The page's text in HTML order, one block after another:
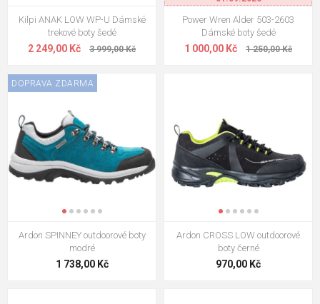
Kilpi ANAK LOW WP-U Dámské
trekové boty šedé
2 249,00 Kč 3 999,00 Kč
Power Wren Alder 503-2603
Dámské boty šedé
1 000,00 Kč 1 250,00 Kč
DOPRAVA ZDARMA
Ardon SPINNEY outdoorové boty
modré
1 738,00 Kč
Ardon CROSS LOW outdoorové
boty černé
970,00 Kč